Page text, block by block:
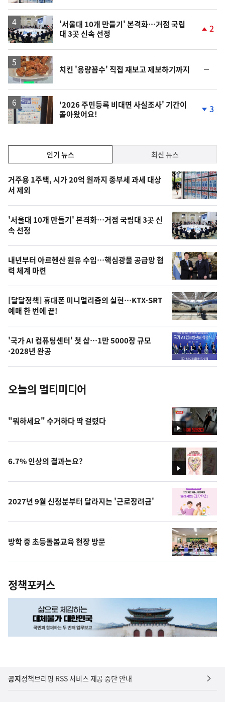
'서울대 10개 만들기' 본격화…거점 국립
대 3곳 신속 선정
상
2
치킨 '용량꼼수' 직접 재보고 제보하기까지
일
'2026 주민등록 비대면 사실조사' 기간이
돌아왔어요!
하
락
3
기,
최
신,
오
늘
의
영
상
오
늘
의
사
진
인기 뉴스 최신 뉴스
인
기
뉴
스
거주용 1주택, 시가 20억 원까지 종부세 과세 대상
서 제외
'서울대 10개 만들기' 본격화…거점 국립대 3곳 신
속 선정
내년부터 아르헨산 원유 수입…핵심광물 공급망 협
력 체계 마련
[달달정책] 휴대폰 미니멀리즘의 실현…KTX·SRT
예매 한 번에 끝!
'국가 AI 컴퓨팅센터' 첫 삽…1만 5000장 규모
·2028년 완공
오늘의 멀티미디어
영
상
"뭐하세요" 수거하다 딱 걸렸다
영
상
6.7% 인상의 결과는요?
2027년 9월 신청분부터 달라지는 '근로장려금'
방학 중 초등돌봄교육 현장 방문
정책포커스
공지정책브리핑 RSS 서비스 제공 중단 안내